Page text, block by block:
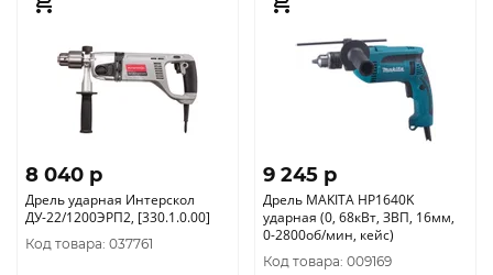
8 040 p
Дрель ударная Интерскол
ДУ-22/1200ЭРП2, [330.1.0.00]
Код товара: 037761
9 245 p
Дрель MAKITA HP1640K
ударная (0, 68кВт, ЗВП, 16мм,
0-2800об/мин, кейс)
Код товара: 009169